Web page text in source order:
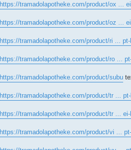
https://tramadolapotheke.com/product/ox ...
https://tramadolapotheke.com/product/oz ...
https://tramadolapotheke.com/product/ri ...
https://tramadolapotheke.com/product/ro ...
https://tramadolapotheke.com/product/subu
https://tramadolapotheke.com/product/tr ...
https://tramadolapotheke.com/product/tr ...
https://tramadolapotheke.com/product/vi ...